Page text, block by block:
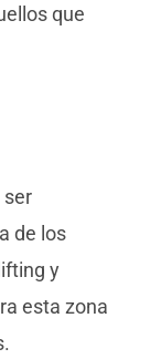
que
ser
de los
y
esta zona